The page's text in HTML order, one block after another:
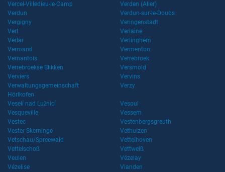
Vercel-Villedieu-le-Camp
Verden (Aller)
Verdun
Verdun-sur-le-Doubs
Vergigny
Veringenstadt
Verl
Verlaine
Verlar
Verlinghem
Vermand
Vermenton
Vernantois
Verrebroek
Verrebroekse Blikken
Versmold
Verviers
Vervins
Verwaltungsgemeinschaft
Hörlkofen
Verzy
Veselí nad Lužnicí
Vesoul
Vesqueville
Vessem
Vestec
Vestenbergsgreuth
Vester Skerninge
Vethuizen
Vetschau/Spreewald
Vettelhoven
Vettelschoß
Vettweiß
Veulen
Vézelay
Vézelise
Vianden